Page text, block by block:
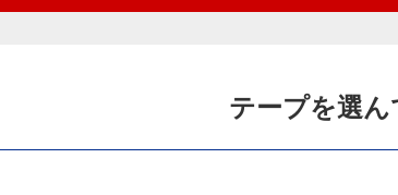
テープを選